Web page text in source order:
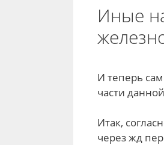
Иные
И теперь
части
Итак,
через жд